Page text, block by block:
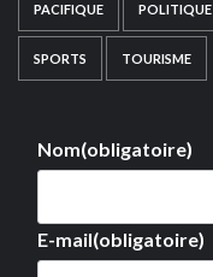
PACIFIQUE POLITIQUE
SPORTS TOURISME
Nom(obligatoire)
E-mail(obligatoire)